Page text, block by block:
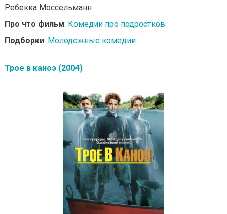
Ребекка Моссельманн
Про что фильм: Комедии про подростков
Подборки: Молодежные комедии
Трое в каноэ (2004)